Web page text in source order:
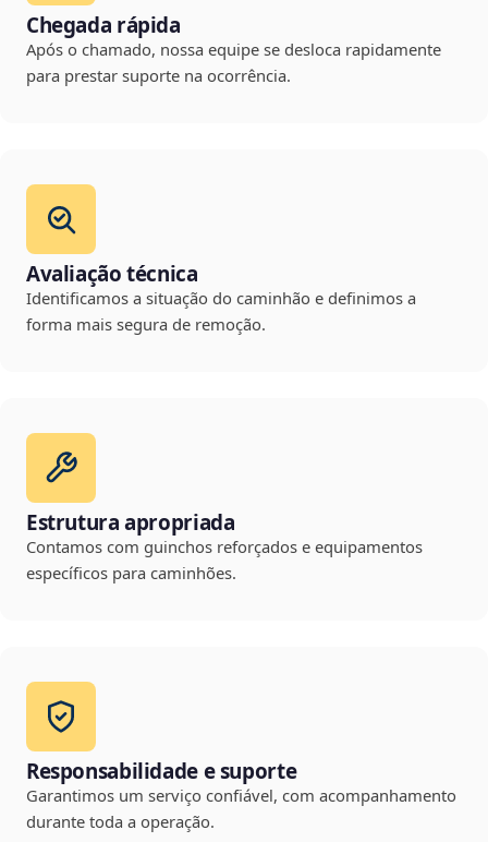
Chegada rápida
Após o chamado, nossa equipe se desloca rapidamente
para prestar suporte na ocorrência.
Avaliação técnica
Identificamos a situação do caminhão e definimos a
forma mais segura de remoção.
Estrutura apropriada
Contamos com guinchos reforçados e equipamentos
específicos para caminhões.
Responsabilidade e suporte
Garantimos um serviço confiável, com acompanhamento
durante toda a operação.